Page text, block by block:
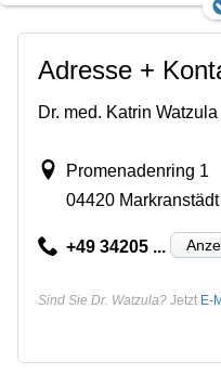
Adresse +
Dr. med. Katrin Watzula
Promenadenring 1
04420 Markranstädt
+49 34205 ...
Sind Sie Dr. Watzula? Jetzt E-